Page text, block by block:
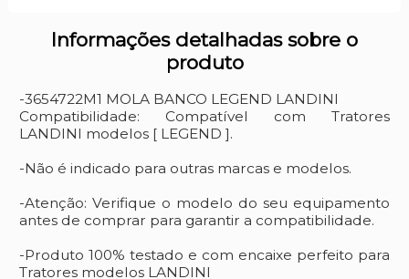
Informações detalhadas sobre o
produto
-3654722M1 MOLA BANCO LEGEND LANDINI
Compatibilidade: Compatível com Tratores
LANDINI modelos [ LEGEND ].
-Não é indicado para outras marcas e modelos.
-Atenção: Verifique o modelo do seu equipamento
antes de comprar para garantir a compatibilidade.
-Produto 100% testado e com encaixe perfeito para
Tratores modelos LANDINI